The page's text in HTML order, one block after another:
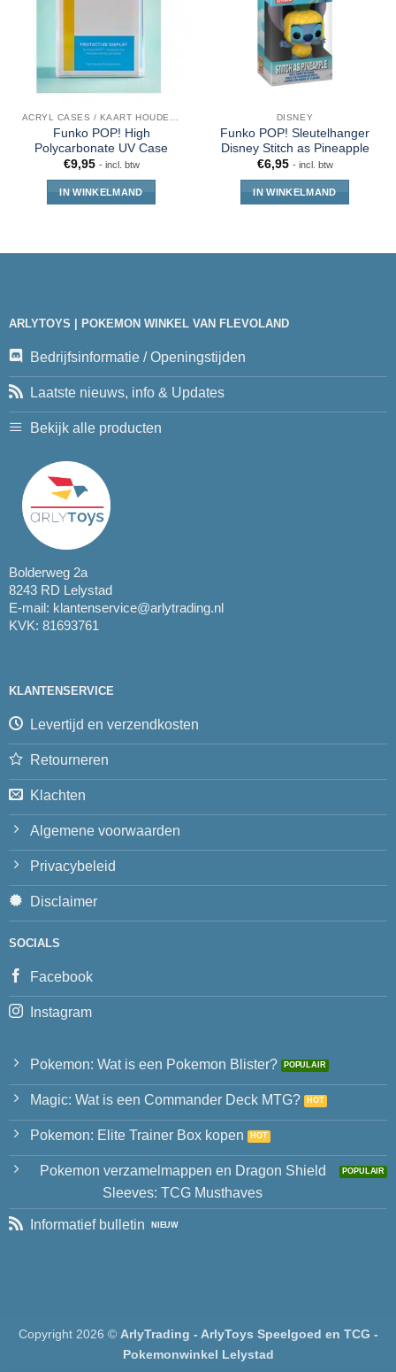
Funko POP! High
Polycarbonate UV Case
€9,95 - incl. btw
IN WINKELMAND
DISNEY
Funko POP! Sleutelhanger
Disney Stitch as Pineapple
€6,95 - incl. btw
IN WINKELMAND
ARLYTOYS | POKEMON WINKEL VAN FLEVOLAND
Bedrijfsinformatie / Openingstijden
Laatste nieuws, info & Updates
Bekijk alle producten
Bolderweg 2a
8243 RD Lelystad
E-mail: klantenservice@arlytrading.nl
KVK: 81693761
KLANTENSERVICE
Levertijd en verzendkosten
Retourneren
Klachten
Algemene voorwaarden
Privacybeleid
Disclaimer
SOCIALS
Facebook
Instagram
Pokemon: Wat is een Pokemon Blister?
Magic: Wat is een Commander Deck MTG?
Pokemon: Elite Trainer Box kopen
Pokemon verzamelmappen en Dragon Shield
Sleeves: TCG Musthaves
Informatief bulletin
Copyright 2026 © ArlyTrading - ArlyToys Speelgoed en TCG -
Pokemonwinkel Lelystad